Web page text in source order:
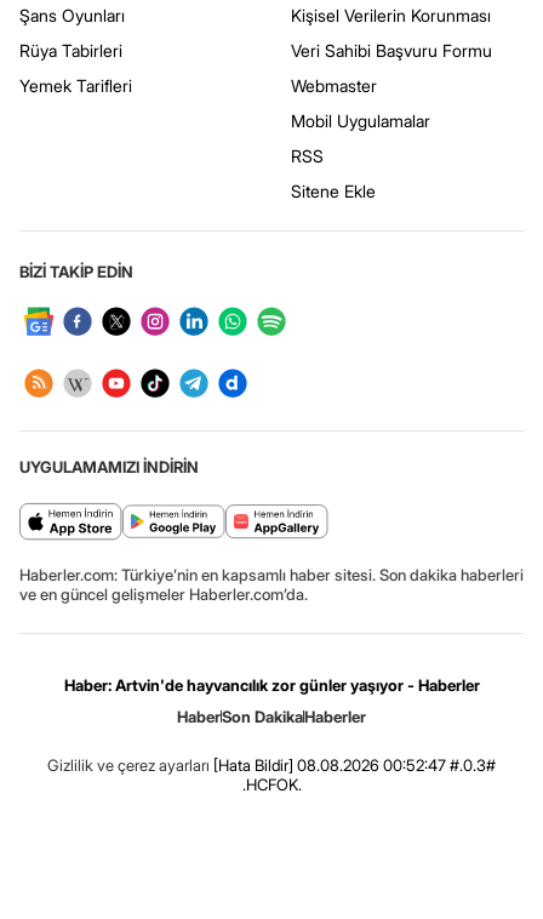
Şans Oyunları
Rüya Tabirleri
Yemek Tarifleri
Kişisel Verilerin Korunması
Veri Sahibi Başvuru Formu
Webmaster
Mobil Uygulamalar
RSS
Sitene Ekle
BİZİ TAKİP EDİN
UYGULAMAMIZI İNDİRİN
Haberler.com: Türkiye’nin en kapsamlı haber sitesi. Son dakika haberleri
ve en güncel gelişmeler Haberler.com’da.
Haber: Artvin'de hayvancılık zor günler yaşıyor - Haberler
HaberSon DakikaHaberler
Gizlilik ve çerez ayarları [Hata Bildir] 08.08.2026 00:52:47 #.0.3#
.HCFOK.